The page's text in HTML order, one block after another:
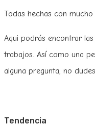
Todas hechas con mucho
Aqui podrás encontrar
trabajos. Así como una
alguna pregunta, no
Tendencia